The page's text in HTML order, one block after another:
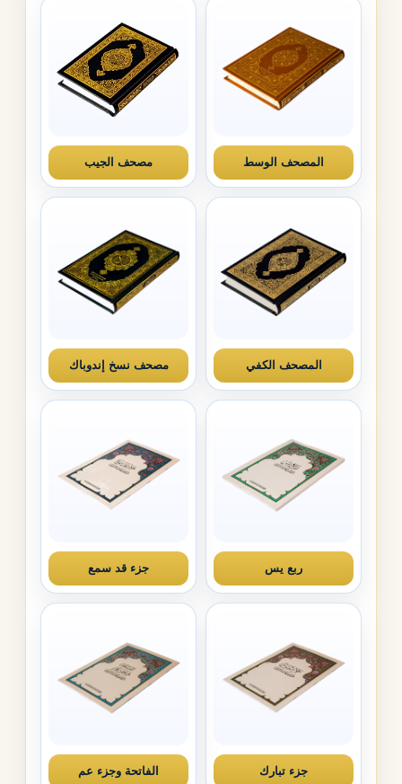
المصحف الوسط مصحف الجيب
المصحف الكفي مصحف نسخ إندوباك
ربع يس جزء قد سمع
جزء تبارك الفاتحة وجزء عم